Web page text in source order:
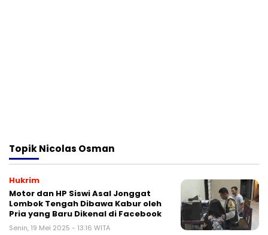
TopikNicolas Osman
Hukrim
Motor dan HP Siswi Asal Jonggat
Lombok Tengah Dibawa Kabur oleh
Pria yang Baru Dikenal di Facebook
Senin, 19 Mei 2025 - 13:16 WITA